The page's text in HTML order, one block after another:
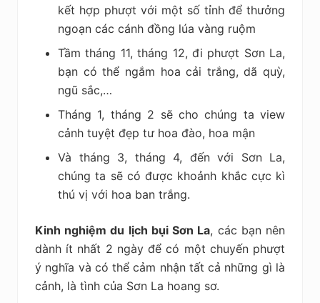
kết hợp phượt với một số tỉnh để thưởng
ngoạn các cánh đồng lúa vàng ruộm
Tầm tháng 11, tháng 12, đi phượt Sơn La,
bạn có thể ngắm hoa cải trắng, dã quỳ,
ngũ sắc,…
Tháng 1, tháng 2 sẽ cho chúng ta view
cảnh tuyệt đẹp tư hoa đào, hoa mận
Và tháng 3, tháng 4, đến với Sơn La,
chúng ta sẽ có được khoảnh khắc cực kì
thú vị với hoa ban trắng.
Kinh nghiệm du lịch bụi Sơn La, các bạn nên
dành ít nhất 2 ngày để có một chuyến phượt
ý nghĩa và có thể cảm nhận tất cả những gì là
cảnh, là tình của Sơn La hoang sơ.